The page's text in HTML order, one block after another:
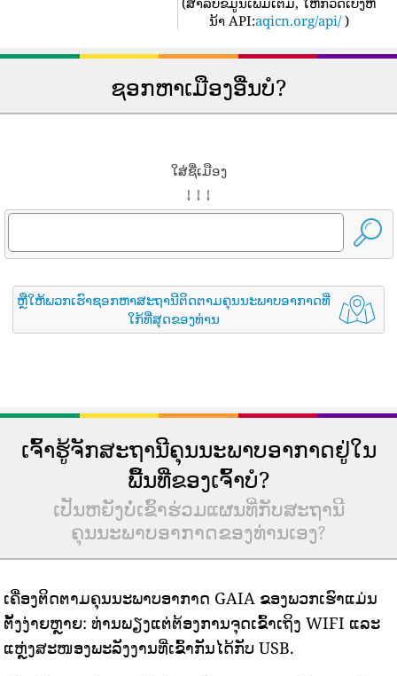
ນ້າ API:aqicn.org/api/ )
ຊອກຫາເມືອງອື່ນບໍ?
ໃສ່ຊື່ເມືອງ
↓ ↓ ↓
ຫຼືໃຫ້ພວກເຮົາຊອກຫາສະຖານີຕິດຕາມຄຸນນະພາບອາກາດທີ່
ໃກ້ທີ່ສຸດຂອງທ່ານ
ເຈົ້າຮູ້ຈັກສະຖານີຄຸນນະພາບອາກາດຢູ່ໃນ
ພື້ນທີ່ຂອງເຈົ້າບໍ?
ເປັນຫຍັງບໍ່ເຂົ້າຮ່ວມແຜນທີ່ກັບສະຖານີ
ຄຸນນະພາບອາກາດຂອງທ່ານເອງ?
ເຄື່ອງຕິດຕາມຄຸນນະພາບອາກາດ GAIA ຂອງພວກເຮົາແມ່ນ
ຕັ້ງງ່າຍຫຼາຍ: ທ່ານພຽງແຕ່ຕ້ອງການຈຸດເຂົ້າເຖິງ WIFI ແລະ
ແຫຼ່ງສະໜອງພະລັງງານທີ່ເຂົ້າກັນໄດ້ກັບ USB.